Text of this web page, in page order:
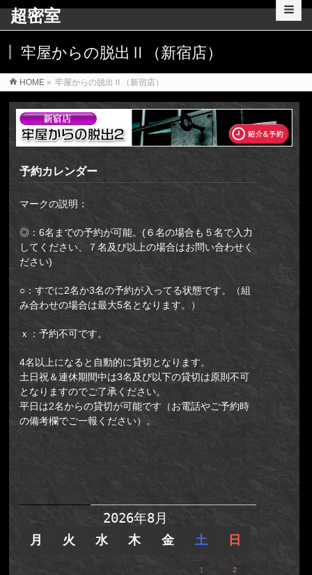
超密室
牢屋からの脱出Ⅱ（新宿店）
HOME » 牢屋からの脱出Ⅱ（新宿店）
予約カレンダー
マークの説明：
◎：6名までの予約が可能。(６名の場合も５名で入力
してください、７名及び以上の場合はお問い合わせく
ださい)
○：すでに2名か3名の予約が入ってる状態です。（組
み合わせの場合は最大5名となります。）
ｘ：予約不可です。
4名以上になると自動的に貸切となります。
土日祝＆連休期間中は3名及び以下の貸切は原則不可
となりますのでご了承ください。
平日は2名からの貸切が可能です（お電話やご予約時
の備考欄でご一報ください）。
【新予約システム】新宿店(集合
2026年8月
月 火 水 木 金 土 日
1 2